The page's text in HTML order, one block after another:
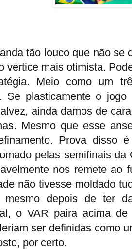
tão louco que não se
vértice mais otimista.
Meio como um
Se plasticamente o
ainda damos de
Mesmo que esse
Prova disso
pelas semifinais
nos remete ao
não tivesse moldado
mesmo depois de ter
o VAR paira acima
ser definidas como
por certo.